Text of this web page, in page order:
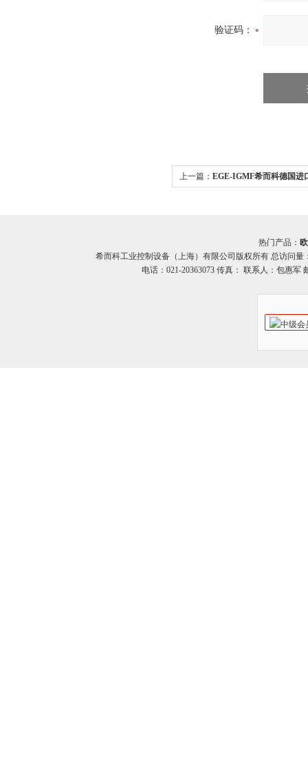
验证码：
上一篇： EGE-IGMF希而科德国进
热门产品：
希而科工业控制设备（上海）有限公司版权所有 总访问量
电话：021-20363073 传真： 联系人：包惠军